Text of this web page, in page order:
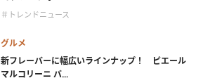
＃トレンドニュース
グルメ
新フレーバーに幅広いラインナップ！ ピエール
マルコリーニ バ...